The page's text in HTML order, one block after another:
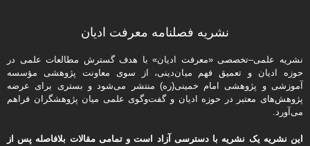
نشریه فصلنامه معرفت ادیان
نشریه علمی–تخصصی «معرفت ادیان» با هدف گسترش مطالعات علمی در
حوزه ادیان و تعمیق فهم میان‌دینی، از سوی معاونت پژوهشی مؤسسه
آموزشی و پژوهشی امام خمینی(ره) منتشر می‌شود و بستری برای عرضه
پژوهش‌های معتبر در حوزه ادیان و گفت‌وگوی علمی میان پژوهشگران فراهم
می‌آورد.
این نشریه یک نشریه با دسترسی آزاد است و تمامی مقالات بلافاصله پس از